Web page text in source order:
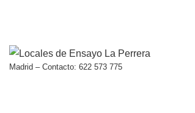
contenido
Madrid – Contacto: 622 573 775